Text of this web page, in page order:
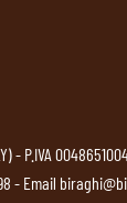
- P.IVA
- Email